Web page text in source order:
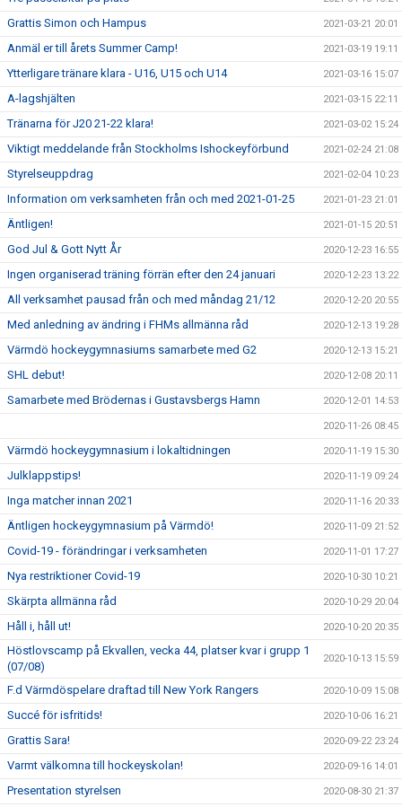
Grattis Simon och Hampus 2021-03-21 20:01
Anmäl er till årets Summer Camp! 2021-03-19 19:11
Ytterligare tränare klara - U16, U15 och U14 2021-03-16 15:07
A-lagshjälten 2021-03-15 22:11
Tränarna för J20 21-22 klara! 2021-03-02 15:24
Viktigt meddelande från Stockholms Ishockeyförbund 2021-02-24 21:08
Styrelseuppdrag 2021-02-04 10:23
Information om verksamheten från och med 2021-01-25 2021-01-23 21:01
Äntligen! 2021-01-15 20:51
God Jul & Gott Nytt År 2020-12-23 16:55
Ingen organiserad träning förrän efter den 24 januari 2020-12-23 13:22
All verksamhet pausad från och med måndag 21/12 2020-12-20 20:55
Med anledning av ändring i FHMs allmänna råd 2020-12-13 19:28
Värmdö hockeygymnasiums samarbete med G2 2020-12-13 15:21
SHL debut! 2020-12-08 20:11
Samarbete med Brödernas i Gustavsbergs Hamn 2020-12-01 14:53
2020-11-26 08:45
Värmdö hockeygymnasium i lokaltidningen 2020-11-19 15:30
Julklappstips! 2020-11-19 09:24
Inga matcher innan 2021 2020-11-16 20:33
Äntligen hockeygymnasium på Värmdö! 2020-11-09 21:52
Covid-19 - förändringar i verksamheten 2020-11-01 17:27
Nya restriktioner Covid-19 2020-10-30 10:21
Skärpta allmänna råd 2020-10-29 20:04
Håll i, håll ut! 2020-10-20 20:35
Höstlovscamp på Ekvallen, vecka 44, platser kvar i grupp 1
(07/08)
2020-10-13 15:59
F.d Värmdöspelare draftad till New York Rangers 2020-10-09 15:08
Succé för isfritids! 2020-10-06 16:21
Grattis Sara! 2020-09-22 23:24
Varmt välkomna till hockeyskolan! 2020-09-16 14:01
Presentation styrelsen 2020-08-30 21:37